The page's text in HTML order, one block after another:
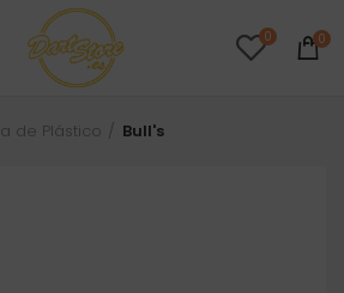
0 0
de Plástico Bull's